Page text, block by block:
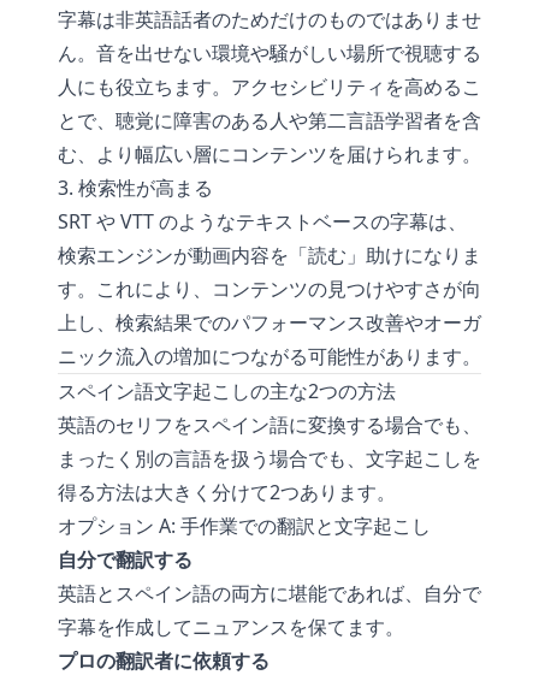
字幕は非英語話者のためだけのものではありませ
ん。音を出せない環境や騒がしい場所で視聴する
人にも役立ちます。アクセシビリティを高めるこ
とで、聴覚に障害のある人や第二言語学習者を含
む、より幅広い層にコンテンツを届けられます。
3. 検索性が高まる
SRT や VTT のようなテキストベースの字幕は、
検索エンジンが動画内容を「読む」助けになりま
す。これにより、コンテンツの見つけやすさが向
上し、検索結果でのパフォーマンス改善やオーガ
ニック流入の増加につながる可能性があります。
スペイン語文字起こしの主な2つの方法
英語のセリフをスペイン語に変換する場合でも、
まったく別の言語を扱う場合でも、文字起こしを
得る方法は大きく分けて2つあります。
オプション A: 手作業での翻訳と文字起こし
自分で翻訳する
英語とスペイン語の両方に堪能であれば、自分で
字幕を作成してニュアンスを保てます。
プロの翻訳者に依頼する